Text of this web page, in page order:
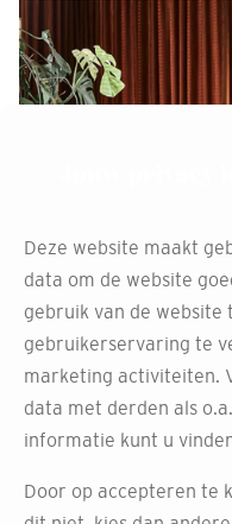
huismerk
Bij Decokay Vromans in
Deze website maakt
data om de website
gebruik van de website
gebruikerservaring te
marketing activiteiten.
data met derden als
informatie kunt u
Door op accepteren te